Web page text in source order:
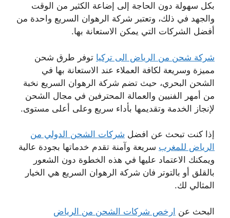
بكل سهولة دون الحاجة إلى إضاعة الكثير من الوقت
والجهد في ذلك، وتعتبر شركة الرهوان السريع واحدة من
أفضل الشركات التي يمكن الاستعانة بها.
شركة شحن من الرياض الى تركيا توفر طرق شحن
مميزة وسريعة لكافة العملاء عند الاستعانة بها في
الشحن البحري، حيث تضم شركة الرهوان السريع نخبة
من أمهر الفنيين والعمالة المحترفين في مجال الشحن
لإنجاز الخدمة وتقديمها بأداء سريع وعلى أعلى مستوى.
إذا كنت تبحث عن افضل شركات الشحن الدولي من
الرياض للمغرب سريعة وآمنة تقدم خدماتها بجودة عالية
ويمكنك الاعتماد عليها في هذه الخطوة دون الشعور
بالقلق أو بالتوتر فان شركة الرهوان السريع هي الخيار
المثالي لك.
البحث عن ارخص شركات الشحن من الرياض